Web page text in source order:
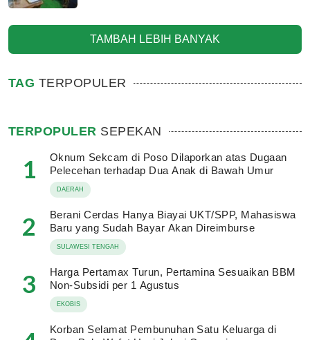
TAMBAH LEBIH BANYAK
TAG TERPOPULER
TERPOPULER SEPEKAN
1
Oknum Sekcam di Poso Dilaporkan atas Dugaan
Pelecehan terhadap Dua Anak di Bawah Umur
DAERAH
2
Berani Cerdas Hanya Biayai UKT/SPP, Mahasiswa
Baru yang Sudah Bayar Akan Direimburse
SULAWESI TENGAH
3
Harga Pertamax Turun, Pertamina Sesuaikan BBM
Non-Subsidi per 1 Agustus
EKOBIS
Korban Selamat Pembunuhan Satu Keluarga di